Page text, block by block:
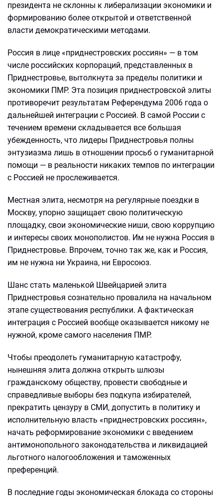
президента не склонны к либерализации экономики и
формированию более открытой и ответственной
власти демократическими методами.
Россия в лице «приднестровских россиян» — в том
числе российских корпораций, представленных в
Приднестровье, вытолкнута за пределы политики и
экономики ПМР. Эта позиция приднестровской элиты
противоречит результатам Референдума 2006 года о
дальнейшей интеграции с Россией. В самой России с
течением времени складывается все большая
убежденность, что лидеры Приднестровья полны
энтузиазма лишь в отношении просьб о гуманитарной
помощи — в реальности никаких темпов по интеграции
с Россией не прослеживается.
Местная элита, несмотря на регулярные поездки в
Москву, упорно защищает свою политическую
площадку, свои экономические ниши, свою коррупцию
и интересы своих монополистов. Им не нужна Россия в
Приднестровье. Впрочем, точно так же, как и Россия,
им не нужна ни Украина, ни Евросоюз.
Шанс стать маленькой Швейцарией элита
Приднестровья сознательно провалила на начальном
этапе существования республики. А фактическая
интеграция с Россией вообще оказывается никому не
нужной, кроме самого населения ПМР.
Чтобы преодолеть гуманитарную катастрофу,
нынешняя элита должна открыть шлюзы
гражданскому обществу, провести свободные и
справедливые выборы без подкупа избирателей,
прекратить цензуру в СМИ, допустить в политику и
исполнительную власть «приднестровских россиян»,
начать реформирование экономики с введением
антимонопольного законодательства и ликвидацией
льготного налогообложения и таможенных
преференций.
В последние годы экономическая блокада со стороны